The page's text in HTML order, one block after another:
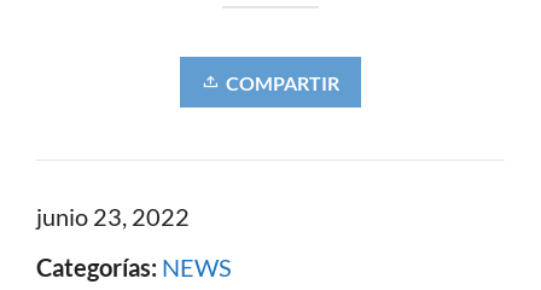
COMPARTIR
junio 23, 2022
Categorías: NEWS